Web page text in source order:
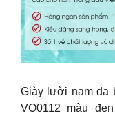
Giày lười nam da
VO0112 màu